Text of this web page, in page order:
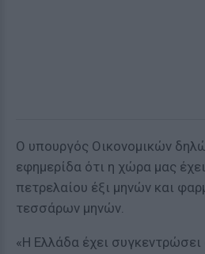
Ο υπουργός Οικονομικών
εφημερίδα ότι η χώρα μας
πετρελαίου έξι μηνών και
τεσσάρων μηνών.
«Η Ελλάδα έχει